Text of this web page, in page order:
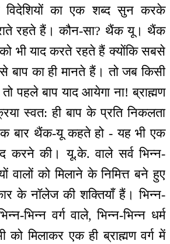
का एक शब्द सुन करके
रहते हैं। कौन-सा? थैंक यू। थैंक
भी याद करते रहते हैं क्योंकि सबसे
बाप का ही मानते हैं। तो जब किसी
पहले बाप याद आयेगा ना! ब्राह्मण
स्वत: ही बाप के प्रति निकलता
बार थैंक-यू कहते हो - यह भी एक
करने की। यू.के. वाले सर्व भिन्न-
वालों को मिलाने के निमित्त बने हुए
के नॉलेज की शक्तियाँ हैं। भिन्न-
भिन्न वर्ग वाले, भिन्न-भिन्न धर्म
को मिलाकर एक ही ब्राह्मण वर्ग में